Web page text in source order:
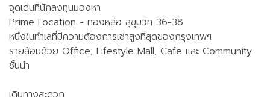
จุดเด่นที่นักลงทุนมองหา
Prime Location - ทองหล่อ สุขุมวิท 36-38
หนึ่งในทำเลที่มีความต้องการเช่าสูงที่สุดของกรุงเทพฯ
รายล้อมด้วย Office, Lifestyle Mall, Cafe และ Community
ชั้นนำ